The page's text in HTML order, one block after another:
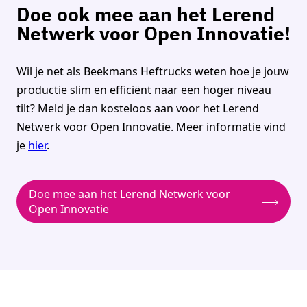
Doe ook mee aan het Lerend
Netwerk voor Open Innovatie!
Wil je net als Beekmans Heftrucks weten hoe je jouw
productie slim en efficiënt naar een hoger niveau
tilt? Meld je dan kosteloos aan voor het Lerend
Netwerk voor Open Innovatie. Meer informatie vind
je hier.
Doe mee aan het Lerend Netwerk voor
Open Innovatie